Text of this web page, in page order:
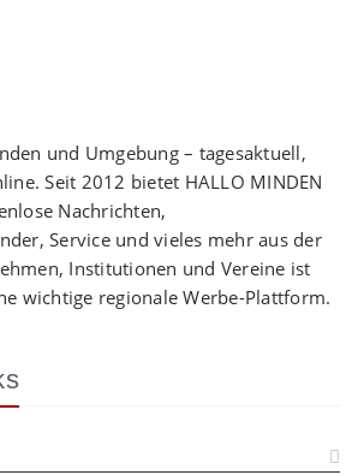
und Umgebung – tagesaktuell,
Seit 2012 bietet HALLO MINDEN
Nachrichten,
Service und vieles mehr aus der
Institutionen und Vereine ist
wichtige regionale Werbe-Plattform.